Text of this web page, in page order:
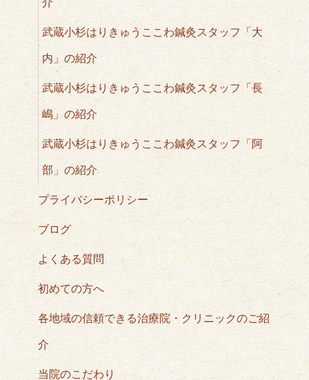
武蔵小杉はりきゅうここわ鍼灸スタッフ「大
内」の紹介
武蔵小杉はりきゅうここわ鍼灸スタッフ「長
嶋」の紹介
武蔵小杉はりきゅうここわ鍼灸スタッフ「阿
部」の紹介
プライバシーポリシー
ブログ
よくある質問
初めての方へ
各地域の信頼できる治療院・クリニックのご紹
介
当院のこだわり